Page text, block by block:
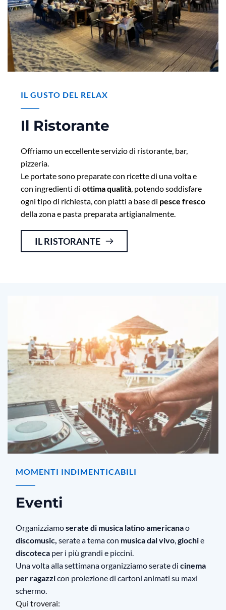
IL GUSTO DEL RELAX
Il Ristorante
Offriamo un eccellente servizio di ristorante, bar,
pizzeria.
Le portate sono preparate con ricette di una volta e
con ingredienti di ottima qualità , potendo soddisfare
ogni tipo di richiesta, con piatti a base di pesce fresco
della zona e pasta preparata artigianalmente.
IL RISTORANTE
MOMENTI INDIMENTICABILI
Eventi
Organizziamoserate di musica latino americanao
discomusic, serate a tema con musica dal vivo,giochie
discoteca per i più grandi e piccini.
Una volta alla settimana organizziamo serate di cinema
per ragazzicon proiezione di cartoni animati su maxi
schermo.
Qui troverai: